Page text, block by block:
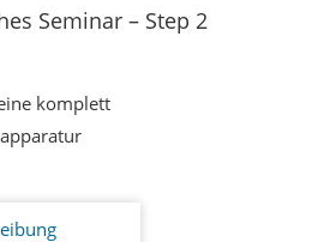
Seminar – Step 2
komplett